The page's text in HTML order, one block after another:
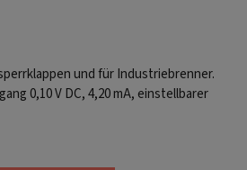
und für Industriebrenner.
0,10 V DC, 4,20 mA, einstellbarer